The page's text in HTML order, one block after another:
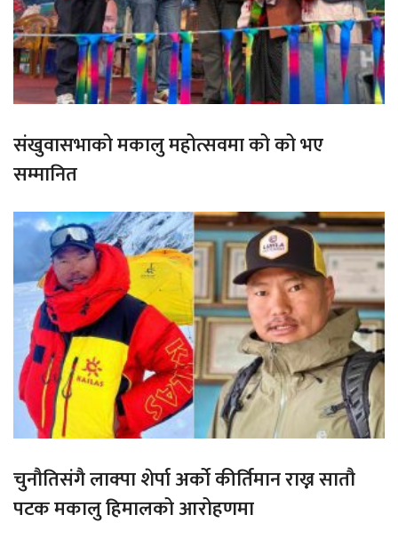
संखुवासभाको मकालु महोत्सवमा को को भए
सम्मानित
चुनौतिसंगै लाक्पा शेर्पा अर्को कीर्तिमान राख्न सातौ
पटक मकालु हिमालको आरोहणमा